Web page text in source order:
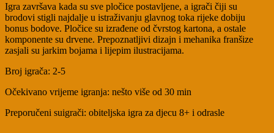
Igra završava kada su sve pločice postavljene, a igrači čiji su
brodovi stigli najdalje u istraživanju glavnog toka rijeke dobiju
bonus bodove. Pločice su izrađene od čvrstog kartona, a ostale
komponente su drvene. Prepoznatljivi dizajn i mehanika franšize
zasjali su jarkim bojama i lijepim ilustracijama.
Broj igrača: 2-5
Očekivano vrijeme igranja: nešto više od 30 min
Preporučeni suigrači: obiteljska igra za djecu 8+ i odrasle